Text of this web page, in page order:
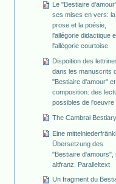
Le "Bestiaire
ses mises en vers: la
prose et la poésie,
l'allégorie didactique
l'allégorie courtoise
Dispoition des
dans les manuscrits
"Bestiaire d'amour"
composition: des
possibles de l'oeuvre
The Cambrai Bestiary
Eine
Übersetzung des
"Bestiaire d'amours",
altfranz. Paralleltext
Un fragment du